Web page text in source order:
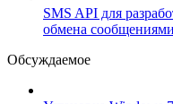
SMS API для
обмена
Обсуждаемое